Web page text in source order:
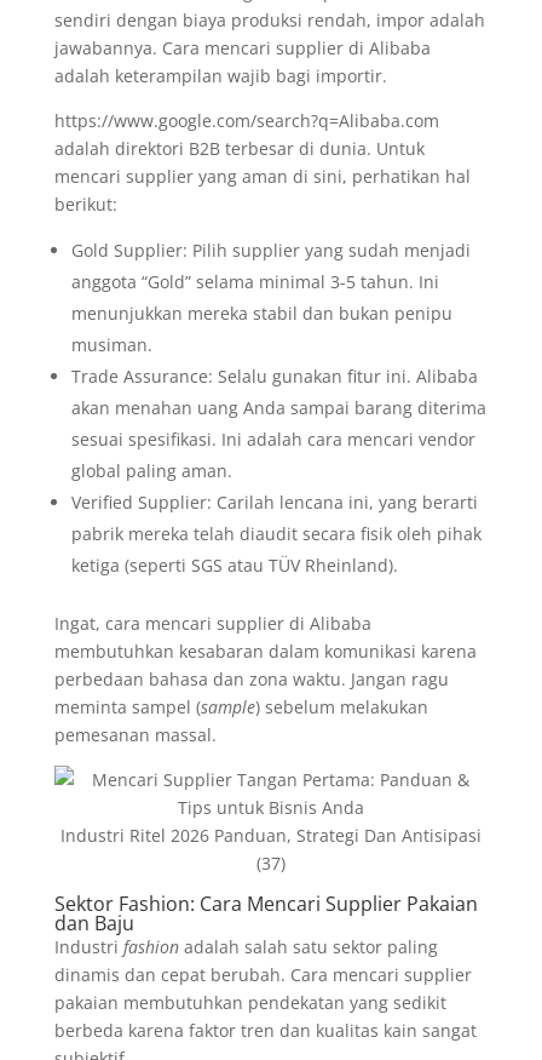
sendiri dengan biaya produksi rendah, impor adalah
jawabannya. Cara mencari supplier di Alibaba
adalah keterampilan wajib bagi importir.
https://www.google.com/search?q=Alibaba.com
adalah direktori B2B terbesar di dunia. Untuk
mencari supplier yang aman di sini, perhatikan hal
berikut:
Gold Supplier: Pilih supplier yang sudah menjadi
anggota “Gold” selama minimal 3-5 tahun. Ini
menunjukkan mereka stabil dan bukan penipu
musiman.
Trade Assurance: Selalu gunakan fitur ini. Alibaba
akan menahan uang Anda sampai barang diterima
sesuai spesifikasi. Ini adalah cara mencari vendor
global paling aman.
Verified Supplier: Carilah lencana ini, yang berarti
pabrik mereka telah diaudit secara fisik oleh pihak
ketiga (seperti SGS atau TÜV Rheinland).
Ingat, cara mencari supplier di Alibaba
membutuhkan kesabaran dalam komunikasi karena
perbedaan bahasa dan zona waktu. Jangan ragu
meminta sampel (sample) sebelum melakukan
pemesanan massal.
Industri Ritel 2026 Panduan, Strategi Dan Antisipasi
(37)
Sektor Fashion: Cara Mencari Supplier Pakaian
dan Baju
Industri fashionadalah salah satu sektor paling
dinamis dan cepat berubah. Cara mencari supplier
pakaian membutuhkan pendekatan yang sedikit
berbeda karena faktor tren dan kualitas kain sangat